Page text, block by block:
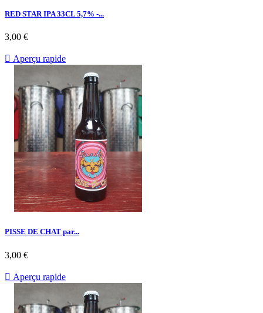
RED STAR IPA 33CL 5,7% -...
3,00 €
 Aperçu rapide
PISSE DE CHAT par...
3,00 €
 Aperçu rapide